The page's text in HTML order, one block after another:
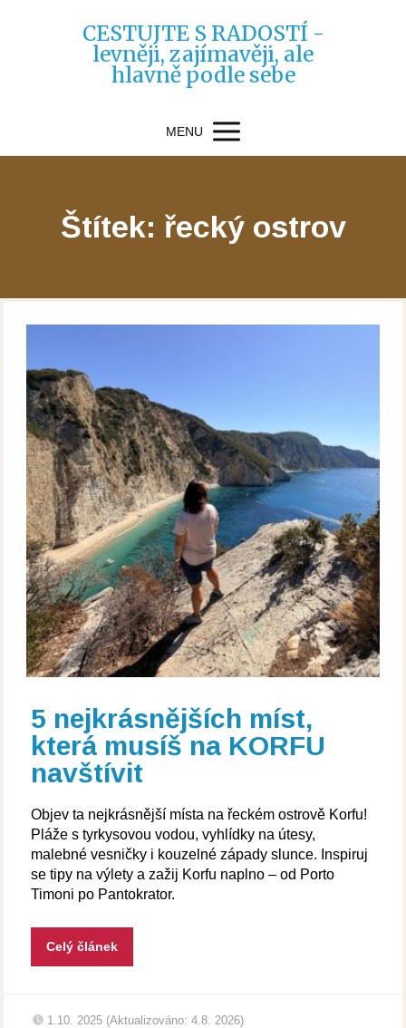
CESTUJTE S RADOSTÍ -
levněji, zajímavěji, ale
hlavně podle sebe
MENU
Štítek: řecký ostrov
5 nejkrásnějších míst,
která musíš na KORFU
navštívit
Objev ta nejkrásnější místa na řeckém ostrově Korfu!
Pláže s tyrkysovou vodou, vyhlídky na útesy,
malebné vesničky i kouzelné západy slunce. Inspiruj
se tipy na výlety a zažij Korfu naplno – od Porto
Timoni po Pantokrator.
Celý článek
1.10. 2025 (Aktualizováno: 4.8. 2026)